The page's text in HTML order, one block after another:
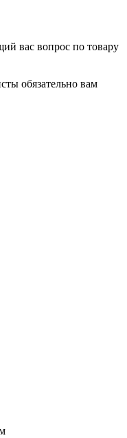
вас вопрос по товару
обязательно вам